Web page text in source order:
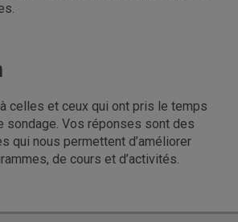
celles et ceux qui ont pris le temps
sondage. Vos réponses sont des
qui nous permettent d’améliorer
de cours et d’activités.